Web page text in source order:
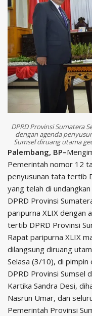
DPRD Provinsi Sumatera
dengan agenda
Sumsel diruang utama
Palembang, BP–
Pemerintah nomor 12
penyusunan tata tertib
yang telah di
DPRD Provinsi
paripurna XLIX dengan
tertib DPRD Provinsi
Rapat paripurna XLIX
dilangsung diruang
Selasa (3/10), di pimpin
DPRD Provinsi Sumsel
Kartika Sandra Desi,
Nasrun Umar, dan
Pemerintah Provinsi